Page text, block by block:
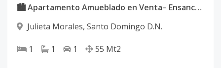
🏙 Apartamento Amueblado en Venta– Ensanche Julieta 📍✨
Julieta Morales, Santo Domingo D.N.
1 1 1 55 Mt2